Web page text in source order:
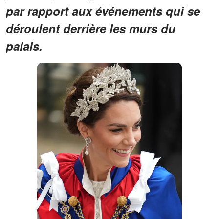
par rapport aux événements qui se
déroulent derrière les murs du
palais.